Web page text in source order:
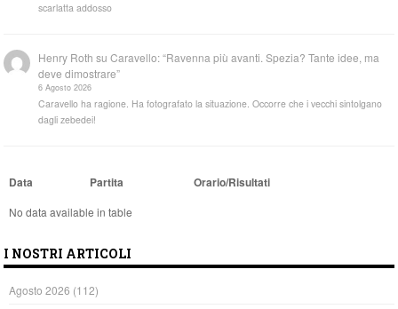
scarlatta addosso
Henry Roth suCaravello: “Ravenna più avanti. Spezia? Tante idee, ma
deve dimostrare”
6 Agosto 2026
Caravello ha ragione. Ha fotografato la situazione. Occorre che i vecchi sintolgano
dagli zebedei!
Data Partita Orario/Risultati
No data available in table
I NOSTRI ARTICOLI
Agosto 2026 (112)